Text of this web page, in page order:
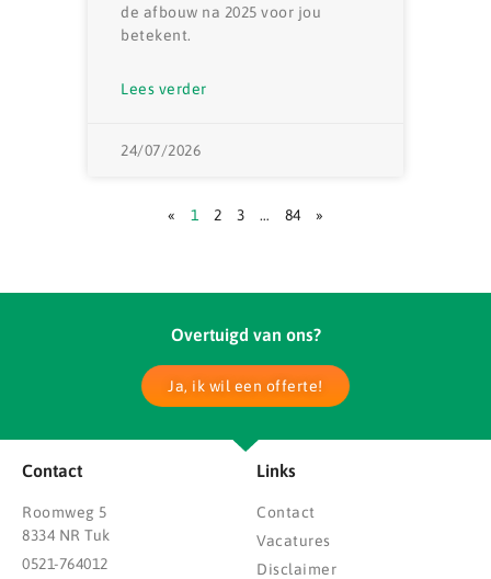
de afbouw na 2025 voor jou
betekent.
Lees verder
24/07/2026
« 1 2 3 … 84 »
Overtuigd van ons?
Ja, ik wil een offerte!
Contact
Roomweg 5
8334 NR Tuk
0521-764012
Links
Contact
Vacatures
Disclaimer